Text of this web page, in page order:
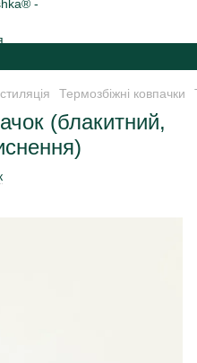
Термозбіжні ковпачки
(блакитний,